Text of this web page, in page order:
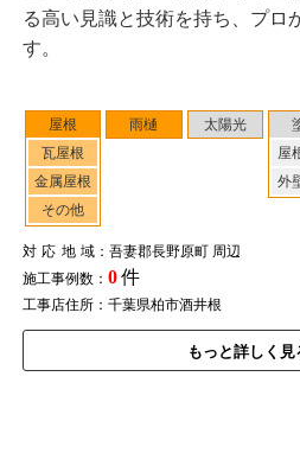
屋根
瓦屋根
金属屋根
その他
雨樋 太陽光
屋
外
対応地域：吾妻郡長野原町 周辺
施工事例数： 0件
工事店住所：千葉県柏市酒井根
もっと詳しく見
る高い見識と技術を持ち、プロ
す。